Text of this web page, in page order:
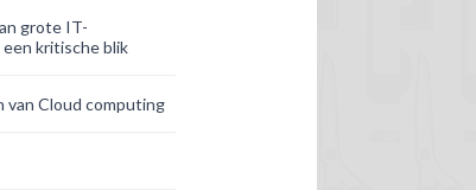
grote IT-
kritische blik
van Cloud computing